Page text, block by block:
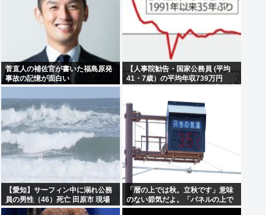
菅直人の補佐官が書いた福島原発
事故の記憶が面白い
【人事院勧告・国家公務員 (平均
41・7歳）の平均年収739万円
は1488万3000円…地方公務員の
給与も引き上げると、1兆1250億
円増
【愛知】サーフィン中に溺れ公務
員の男性（46）死亡 田原市 現場
はサーフィンで有名なスポット
「暦の上では秋。立秋です」意味
のない節気だよ。「パネルの上で
は19」みたいな風俗嬢かよ